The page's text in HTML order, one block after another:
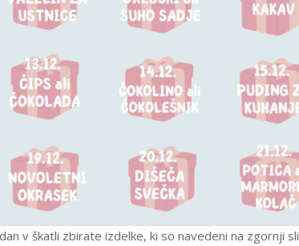
v škatli zbirate izdelke, ki so navedeni na zgornji